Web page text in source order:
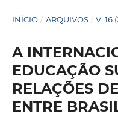
INÍCIO / ARQUIVOS / V. 16
A
EDUCAÇÃO
RELAÇÕES
ENTRE